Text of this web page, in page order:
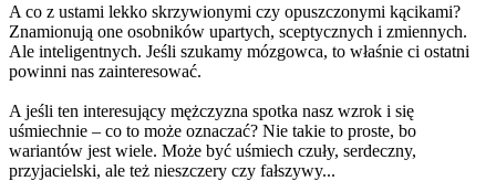
A co z ustami lekko skrzywionymi czy opuszczonymi kącikami?
Znamionują one osobników upartych, sceptycznych i zmiennych.
Ale inteligentnych. Jeśli szukamy mózgowca, to właśnie ci ostatni
powinni nas zainteresować.
A jeśli ten interesujący mężczyzna spotka nasz wzrok i się
uśmiechnie – co to może oznaczać? Nie takie to proste, bo
wariantów jest wiele. Może być uśmiech czuły, serdeczny,
przyjacielski, ale też nieszczery czy fałszywy...